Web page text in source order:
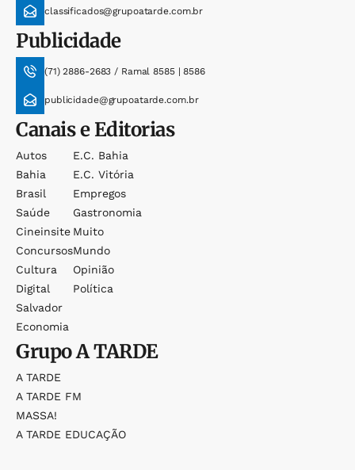
classificados@grupoatarde.com.br
Publicidade
(71) 2886-2683 / Ramal 8585 | 8586
publicidade@grupoatarde.com.br
Canais e Editorias
Autos
Bahia
Brasil
Saúde
Cineinsite
Concursos
Cultura
Digital
Salvador
Economia
E.c. Bahia
E.c. Vitória
Empregos
Gastronomia
Muito
Mundo
Opinião
Política
GrupoA TARDE
A TARDE
A TARDE FM
MASSA!
A TARDE EDUCAÇÃO